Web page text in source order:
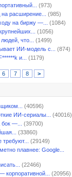
(973)
расширение...
(985)
на биржу —...
(1084)
(1056)
что...
(1499)
ИИ-модель с...
(874)
и...
(1179)
6 7 8 >
(40596)
ИИ-сериалы...
(40016)
—...
(39700)
(33860)
(29149)
плавнее: Google...
(22466)
(20956)